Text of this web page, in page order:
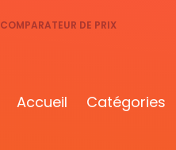
COMPARATEUR DE PRIX
Accueil Catégories